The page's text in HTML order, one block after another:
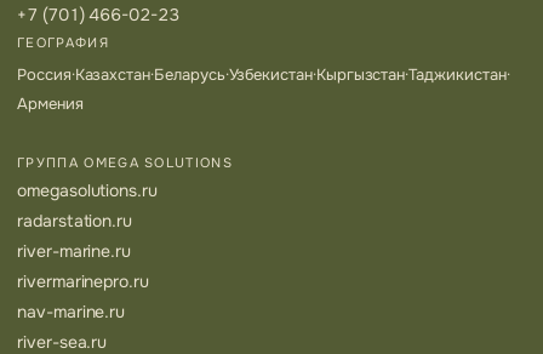
+7 (701) 466-02-23
ГЕОГРАФИЯ
Россия·Казахстан·Беларусь·Узбекистан·Кыргызстан·Таджикистан·
Армения
ГРУППА OMEGA SOLUTIONS
omegasolutions.ru
radarstation.ru
river-marine.ru
rivermarinepro.ru
nav-marine.ru
river-sea.ru